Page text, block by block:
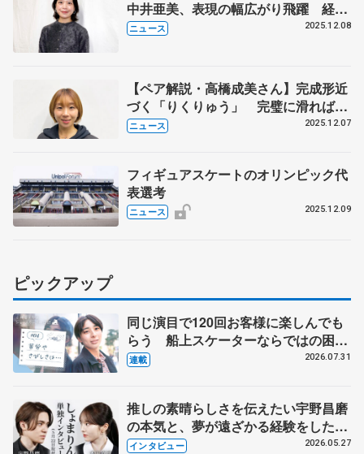
中井亜美、表現の幅広がり飛躍 経験
生かした坂本花織
ニュース 2025.12.08
【ペア解説・高橋成美さん】完成形近
づく「りくりゅう」 完璧に滑ればオ
リンピックも金メダル
ニュース 2025.12.07
フィギュアスケートのオリンピック代
表選考
ニュース 2025.12.09
ピックアップ
同じ演目で120回お客様に楽しんでも
らう 船上スケーターならではの困難
とは 影響あったPIW前キャプテン松
連載 2026.07.31
推しの素晴らしさを伝えたい宇野昌磨
の本気と、夢が遠ざかる経験をした本
田真凜の覚悟
インタビュー 2026.05.27